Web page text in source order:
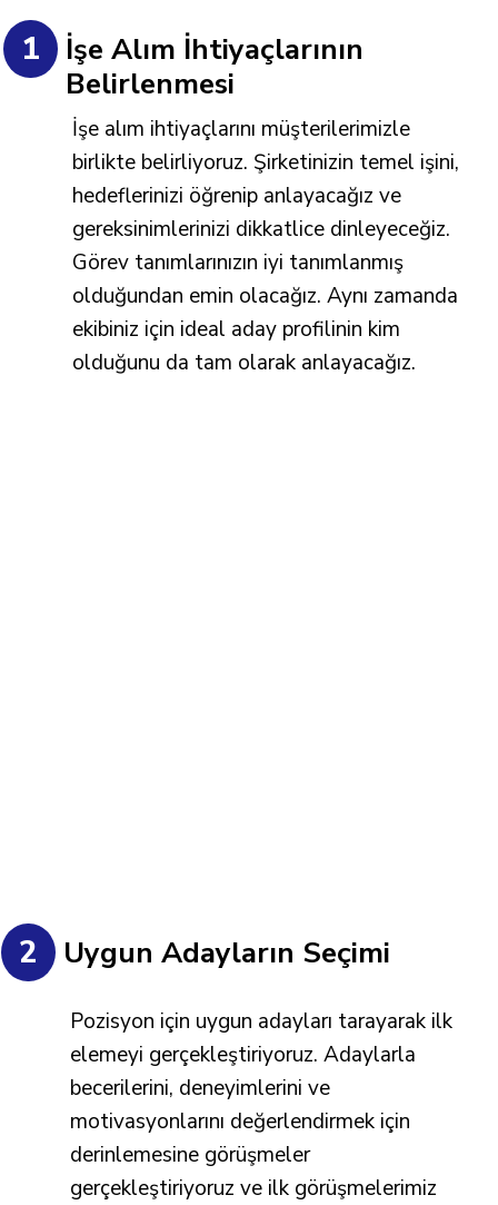
1
İşe Alım İhtiyaçlarının
Belirlenmesi
İşe alım ihtiyaçlarını müşterilerimizle
birlikte belirliyoruz. Şirketinizin temel işini,
hedeflerinizi öğrenip anlayacağız ve
gereksinimlerinizi dikkatlice dinleyeceğiz.
Görev tanımlarınızın iyi tanımlanmış
olduğundan emin olacağız. Aynı zamanda
ekibiniz için ideal aday profilinin kim
olduğunu da tam olarak anlayacağız.
2 Uygun Adayların Seçimi
Pozisyon için uygun adayları tarayarak ilk
elemeyi gerçekleştiriyoruz. Adaylarla
becerilerini, deneyimlerini ve
motivasyonlarını değerlendirmek için
derinlemesine görüşmeler
gerçekleştiriyoruz ve ilk görüşmelerimiz